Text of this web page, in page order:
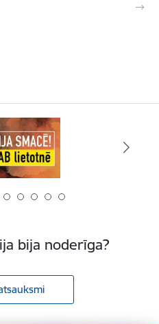
bija noderīga?